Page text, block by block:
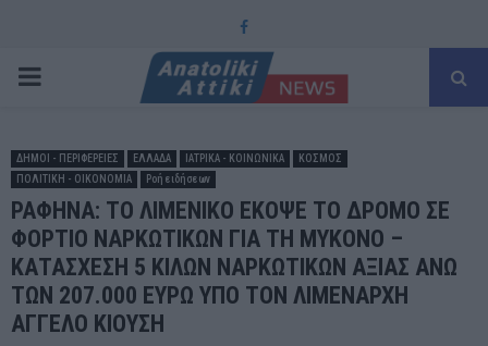
Facebook
PRIMARY
ΔΗΜΟΙ - ΠΕΡΙΦΕΡΕΙΕΣ ΕΛΛΑΔΑ ΙΑΤΡΙΚΑ - ΚΟΙΝΩΝΙΚΑ
ΚΟΣΜΟΣ
ΠΟΛΙΤΙΚΗ - ΟΙΚΟΝΟΜΙΑ
Ροή ειδήσεων
ΡΑΦΗΝΑ: ΤΟ ΛΙΜΕΝΙΚΟ ΕΚΟΨΕ ΤΟ ΔΡΟΜΟ ΣΕ
ΦΟΡΤΙΟ ΝΑΡΚΩΤΙΚΩΝ ΓΙΑ ΤΗ ΜΥΚΟΝΟ –
ΚΑΤΑΣΧΕΣΗ 5 ΚΙΛΩΝ ΝΑΡΚΩΤΙΚΩΝ ΑΞΙΑΣ ΑΝΩ
ΤΩΝ 207.000 ΕΥΡΩ ΥΠΟ ΤΟΝ ΛΙΜΕΝΑΡΧΗ
ΑΓΓΕΛΟ ΚΙΟΥΣΗ